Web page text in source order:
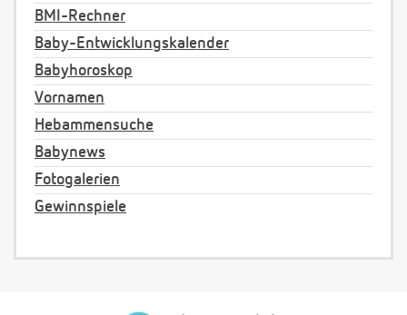
BMI-Rechner
Baby-Entwicklungskalender
Babyhoroskop
Vornamen
Hebammensuche
Babynews
Fotogalerien
Gewinnspiele